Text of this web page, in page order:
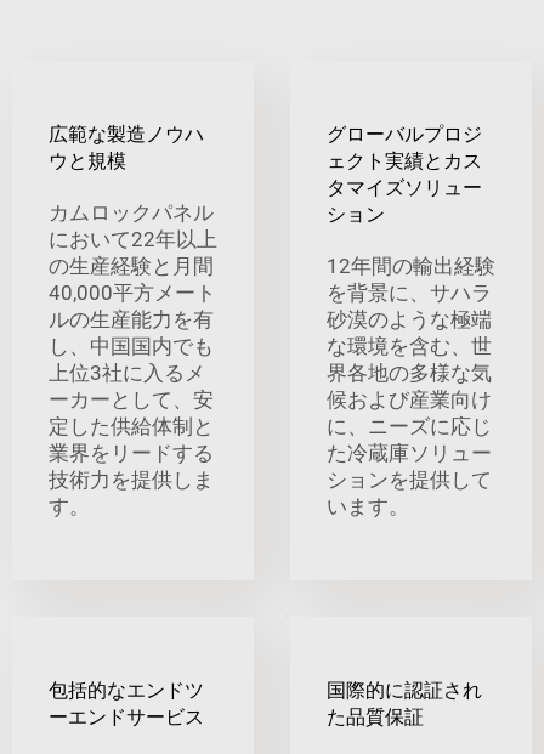
広範な製造ノウハ
ウと規模
カムロックパネル
において22年以上
の生産経験と月間
40,000平方メート
ルの生産能力を有
し、中国国内でも
上位3社に入るメ
ーカーとして、安
定した供給体制と
業界をリードする
技術力を提供しま
す。
グローバルプロジ
ェクト実績とカス
タマイズソリュー
ション
12年間の輸出経験
を背景に、サハラ
砂漠のような極端
な環境を含む、世
界各地の多様な気
候および産業向け
に、ニーズに応じ
た冷蔵庫ソリュー
ションを提供して
います。
包括的なエンドツ
ーエンドサービス
国際的に認証され
た品質保証